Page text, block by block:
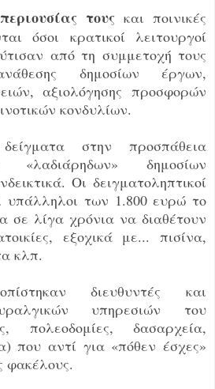
τους και ποινικές
όσοι κρατικοί λειτουργοί
από τη συμμετοχή τους
δημοσίων έργων,
αξιολόγησης προσφορών
κονδυλίων.
στην προσπάθεια
«λαδιάρηδων» δημοσίων
Οι δειγματοληπτικοί
υπάλληλοι των 1.800 ευρώ το
σε λίγα χρόνια να διαθέτουν
εξοχικά με... πισίνα,
κλπ.
διευθυντές και
υπηρεσιών του
πολεοδομίες, δασαρχεία,
που αντί για «πόθεν έσχες»
φακέλους.